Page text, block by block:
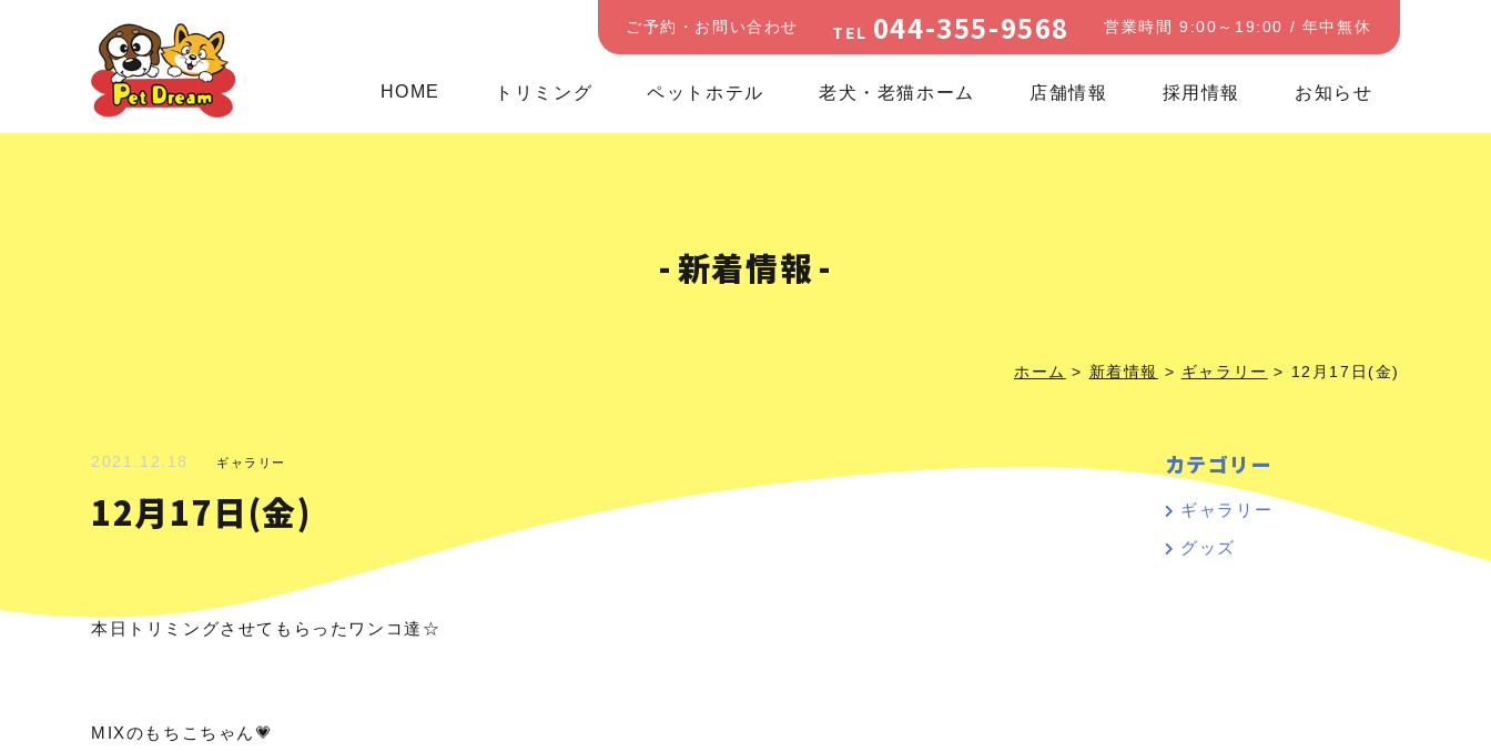
ご予約・お問い合わせ TEL 044-355-9568 営業時間 9:00～19:00 / 年中無休
HOME トリミング ペットホテル 老犬・老猫ホーム 店舗情報 採用情報 お知らせ
新着情報
ホーム > 新着情報 > ギャラリー > 12月17日(金)
2021.12.18 ギャラリー
12月17日(金)
本日トリミングさせてもらったワンコ達☆
MIXのもちこちゃん💗
カテゴリー
ギャラリー
グッズ